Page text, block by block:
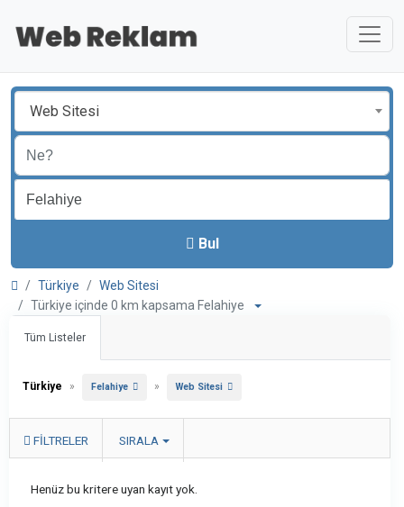
Web Sitesi
Bul
Türkiye
Web Sitesi
Türkiye içinde 0 km kapsama Felahiye
Tüm Listeler
Türkiye » Felahiye » Web Sitesi
FILTRELER SIRALA
Henüz bu kritere uyan kayıt yok.